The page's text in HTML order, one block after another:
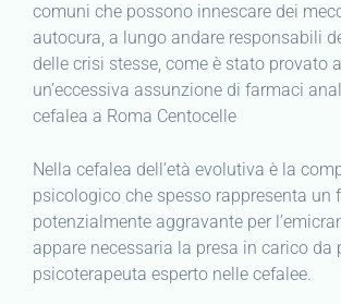
comuni che possono innescare dei
autocura, a lungo andare responsabili
delle crisi stesse, come è stato provato
un’eccessiva assunzione di farmaci
cefalea a Roma Centocelle
Nella cefalea dell’età evolutiva è la
psicologico che spesso rappresenta un
potenzialmente aggravante per
appare necessaria la presa in carico da
psicoterapeuta esperto nelle cefalee.